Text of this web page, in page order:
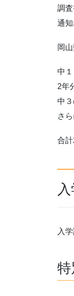
調
通
岡
中
2年
中
さ
合
入
特